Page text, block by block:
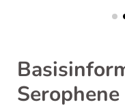
Serophene